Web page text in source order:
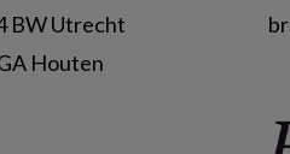
BW Utrecht
Houten